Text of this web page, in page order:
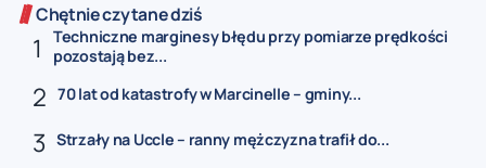
Chętnie czytane dziś
Techniczne marginesy błędu przy pomiarze prędkości
pozostają bez...
70 lat od katastrofy w Marcinelle – gminy...
Strzały na Uccle – ranny mężczyzna trafił do...